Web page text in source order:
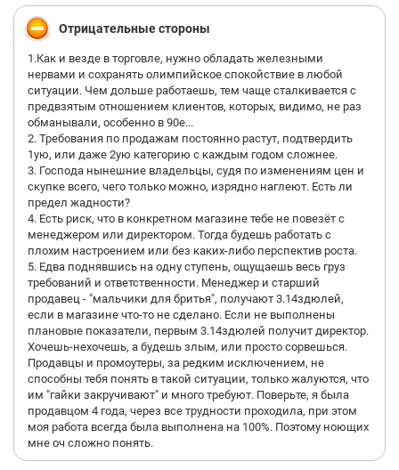
Отрицательные стороны
1.Как и везде в торговле, нужно обладать железными
нервами и сохранять олимпийское спокойствие в любой
ситуации. Чем дольше работаешь, тем чаще сталкивается с
предвзятым отношением клиентов, которых, видимо, не раз
обманывали, особенно в 90е...
2. Требования по продажам постоянно растут, подтвердить
1ую, или даже 2ую категорию с каждым годом сложнее.
3. Господа нынешние владельцы, судя по изменениям цен и
скупке всего, чего только можно, изрядно наглеют. Есть ли
предел жадности?
4. Есть риск, что в конкретном магазине тебе не повезёт с
менеджером или директором. Тогда будешь работать с
плохим настроением или без каких-либо перспектив роста.
5. Едва поднявшись на одну ступень, ощущаешь весь груз
требований и ответственности. Менеджер и старший
продавец - "мальчики для бритья", получают 3.14здюлей,
если в магазине что-то не сделано. Если не выполнены
плановые показатели, первым 3.14здюлей получит директор.
Хочешь-нехочешь, а будешь злым, или просто сорвешься.
Продавцы и промоутеры, за редким исключением, не
способны тебя понять в такой ситуации, только жалуются, что
им "гайки закручивают" и много требуют. Поверьте, я была
продавцом 4 года, через все трудности проходила, при этом
моя работа всегда была выполнена на 100%. Поэтому ноющих
мне оч сложно понять.